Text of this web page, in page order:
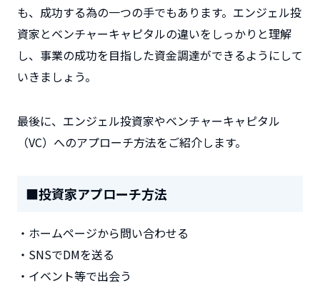
も、成功する為の一つの手でもあります。エンジェル投
資家とベンチャーキャピタルの違いをしっかりと理解
し、事業の成功を目指した資金調達ができるようにして
いきましょう。
最後に、エンジェル投資家やベンチャーキャピタル
（VC）へのアプローチ方法をご紹介します。
■投資家アプローチ方法
・ホームページから問い合わせる
・SNSでDMを送る
・イベント等で出会う